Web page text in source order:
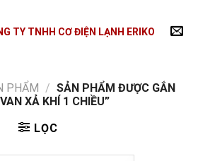
TY TNHH CƠ ĐIỆN LẠNH ERIKO
PHẨM / SẢN PHẨM ĐƯỢC GẮN
XẢ KHÍ 1 CHIỀU”
LỌC